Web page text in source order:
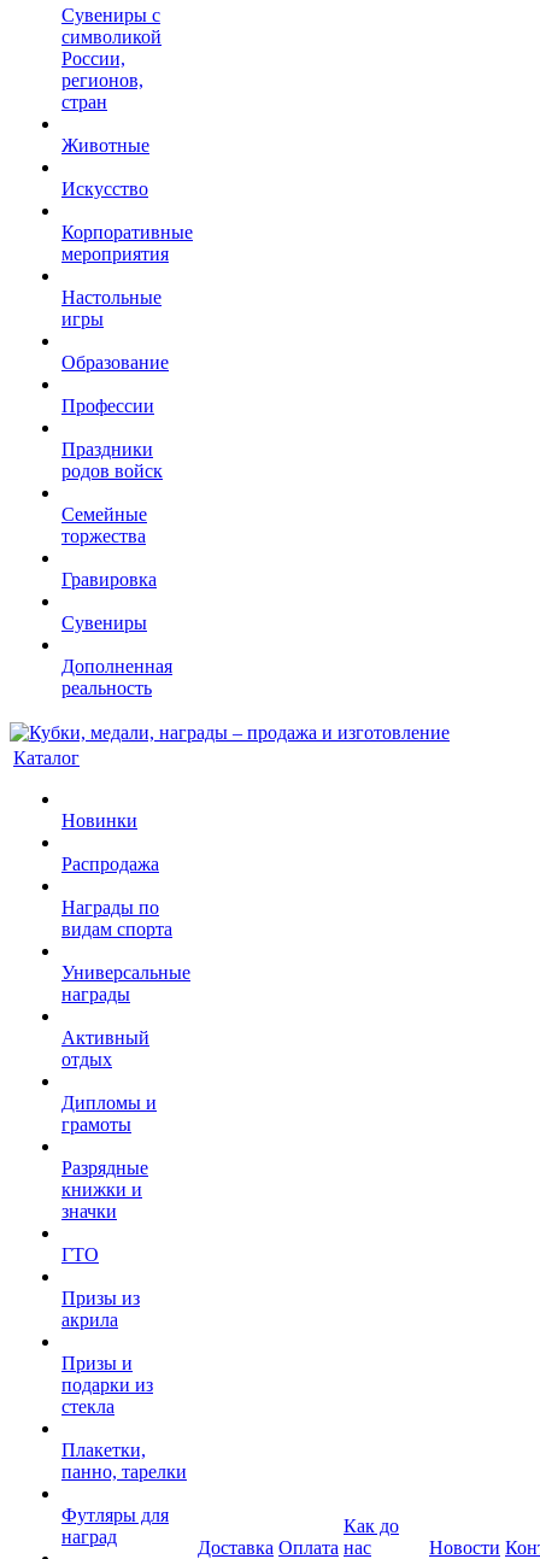
Сувениры с
символикой
России,
регионов,
стран
Животные
Искусство
Корпоративные
мероприятия
Настольные
игры
Образование
Профессии
Праздники
родов войск
Семейные
торжества
Гравировка
Сувениры
Дополненная
реальность
Каталог
Новинки
Распродажа
Награды по
видам спорта
Универсальные
награды
Активный
отдых
Дипломы и
грамоты
Разрядные
книжки и
значки
ГТО
Призы из
акрила
Призы и
подарки из
стекла
Плакетки,
панно, тарелки
Футляры для
наград
Доставка Оплата
Как до
нас
Новости